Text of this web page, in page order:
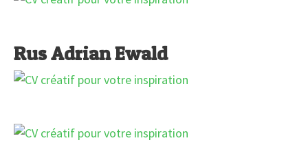
Rus Adrian Ewald